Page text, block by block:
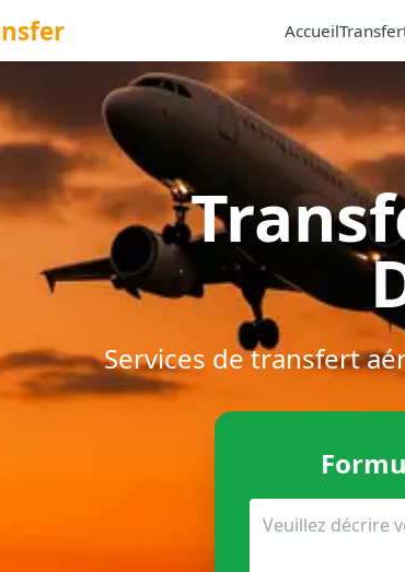
Accueil
Services de transfert